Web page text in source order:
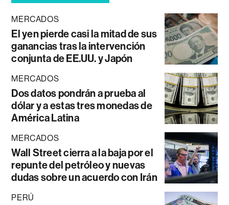
MERCADOS
El yen pierde casi la mitad de sus
ganancias tras la intervención
conjunta de EE.UU. y Japón
MERCADOS
Dos datos pondrán a prueba al
dólar y a estas tres monedas de
América Latina
MERCADOS
Wall Street cierra a la baja por el
repunte del petróleo y nuevas
dudas sobre un acuerdo con Irán
PERÚ